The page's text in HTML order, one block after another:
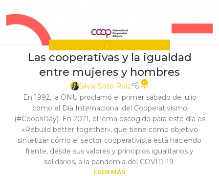
,
Las cooperativas y la igualdad
entre mujeres y hombres
Silvia Soto Ruiz 0
En 1992, la ONU proclamó el primer sábado de julio
como el Día Internacional del Cooperativismo
(#CoopsDay). En 2021, el lema escogido para este día es
«Rebuild better together», que tiene como objetivo
sintetizar cómo el sector cooperativista está haciendo
frente, desde sus valores y principios igualitarios y
solidarios, a la pandemia del COVID-19.
LEER MÁS